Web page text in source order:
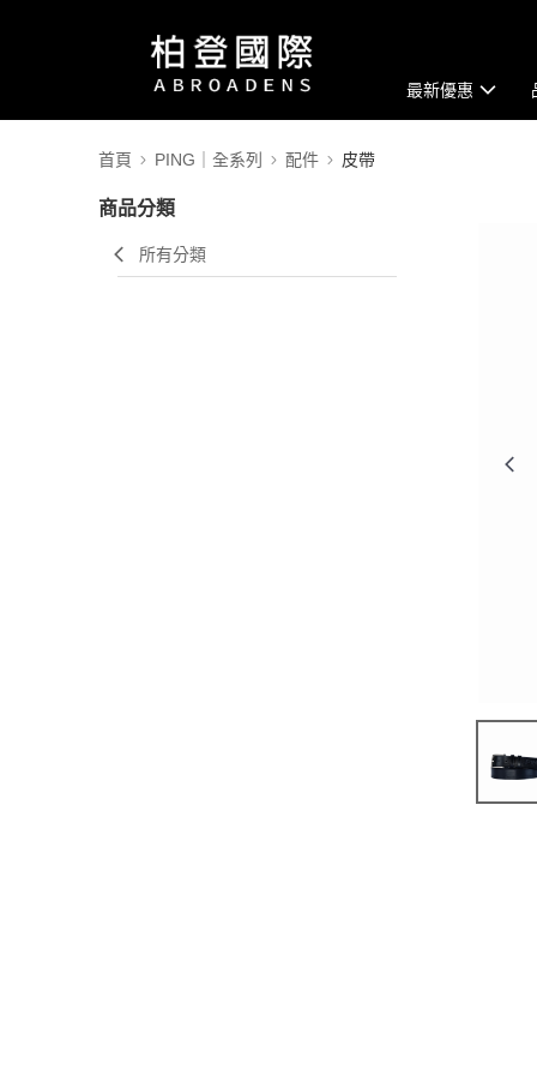
最新優惠
首頁 PING｜全系列 配件 皮帶
商品分類
所有分類